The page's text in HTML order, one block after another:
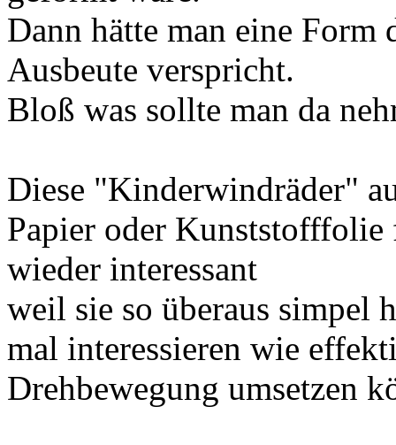
Dann hätte man eine Form
Ausbeute verspricht.
Bloß was sollte man da
Diese "Kinderwindräder"
Papier oder
wieder interessant
weil sie so überaus simpel
mal interessieren wie
Drehbewegung umsetzen